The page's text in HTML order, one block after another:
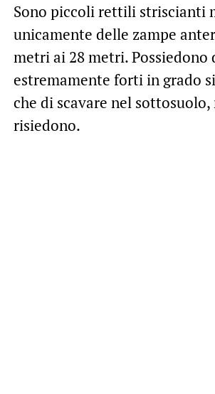
Sono piccoli rettili striscianti
unicamente delle zampe
metri ai 28 metri. Possiedono
estremamente forti in grado
che di scavare nel sottosuolo,
risiedono.